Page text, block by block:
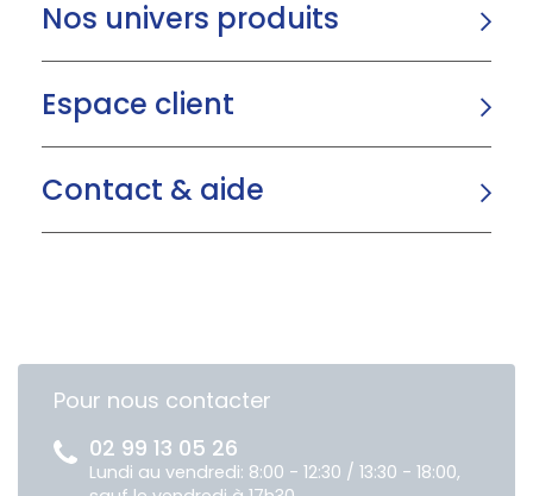
Nos univers produits
Espace client
Contact & aide
Pour nous contacter
02 99 13 05 26
Lundi au vendredi: 8:00 - 12:30 / 13:30 - 18:00,